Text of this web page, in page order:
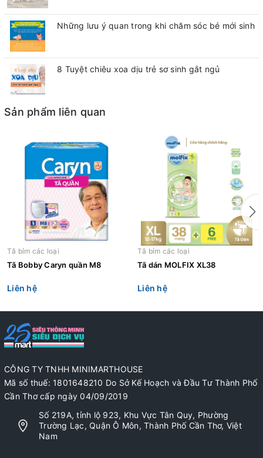
Những lưu ý quan trong khi chăm sóc bé mới sinh
8 Tuyệt chiêu xoa dịu trẻ sơ sinh gắt ngủ
Sản phẩm liên quan
Tã bỉm các loại
Tã Bobby Caryn quần M8
Liên hệ
Tã bỉm các loại
Tã dán MOLFIX XL38
Liên hệ
CÔNG TY TNHH MINIMARTHOUSE
Mã số thuế: 1801648210 Do Sở Kế Hoạch và Đầu Tư Thành Phố
Cần Thơ cấp ngày 04/09/2019
Số 219A, tỉnh lộ 923, Khu Vực Tân Quy, Phường
Trường Lạc, Quận Ô Môn, Thành Phố Cần Thơ, Việt
Nam